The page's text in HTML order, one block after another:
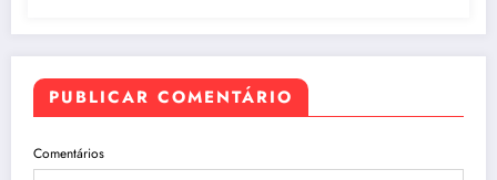
PUBLICAR COMENTÁRIO
Comentários